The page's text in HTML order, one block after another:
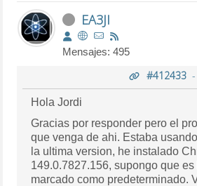
EA3JI
Mensajes: 495
#412433-
Hola Jordi
Gracias por responder pero el
que venga de ahi. Estaba
la ultima version, he instalado
149.0.7827.156, supongo que es
marcado como predeterminado.